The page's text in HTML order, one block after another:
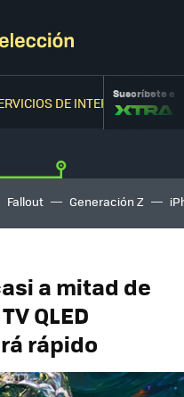
DE INTERNETSuscríbete a
Fallout Generación Z
a mitad de
QLED
rápido